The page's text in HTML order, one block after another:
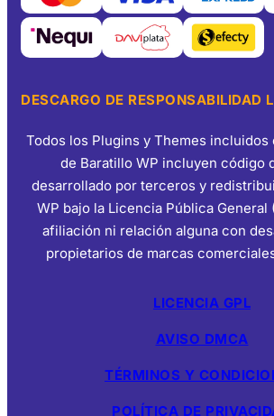
DESCARGO DE RESPONSABILIDAD
Todos los Plugins y Themes
de Baratillo WP incluyen código
desarrollado por terceros y
WP bajo la Licencia Pública General
afiliación ni relación alguna con
propietarios de marcas
LICENCIA GPL
AVISO DMCA
TÉRMINOS Y
POLÍTICA DE